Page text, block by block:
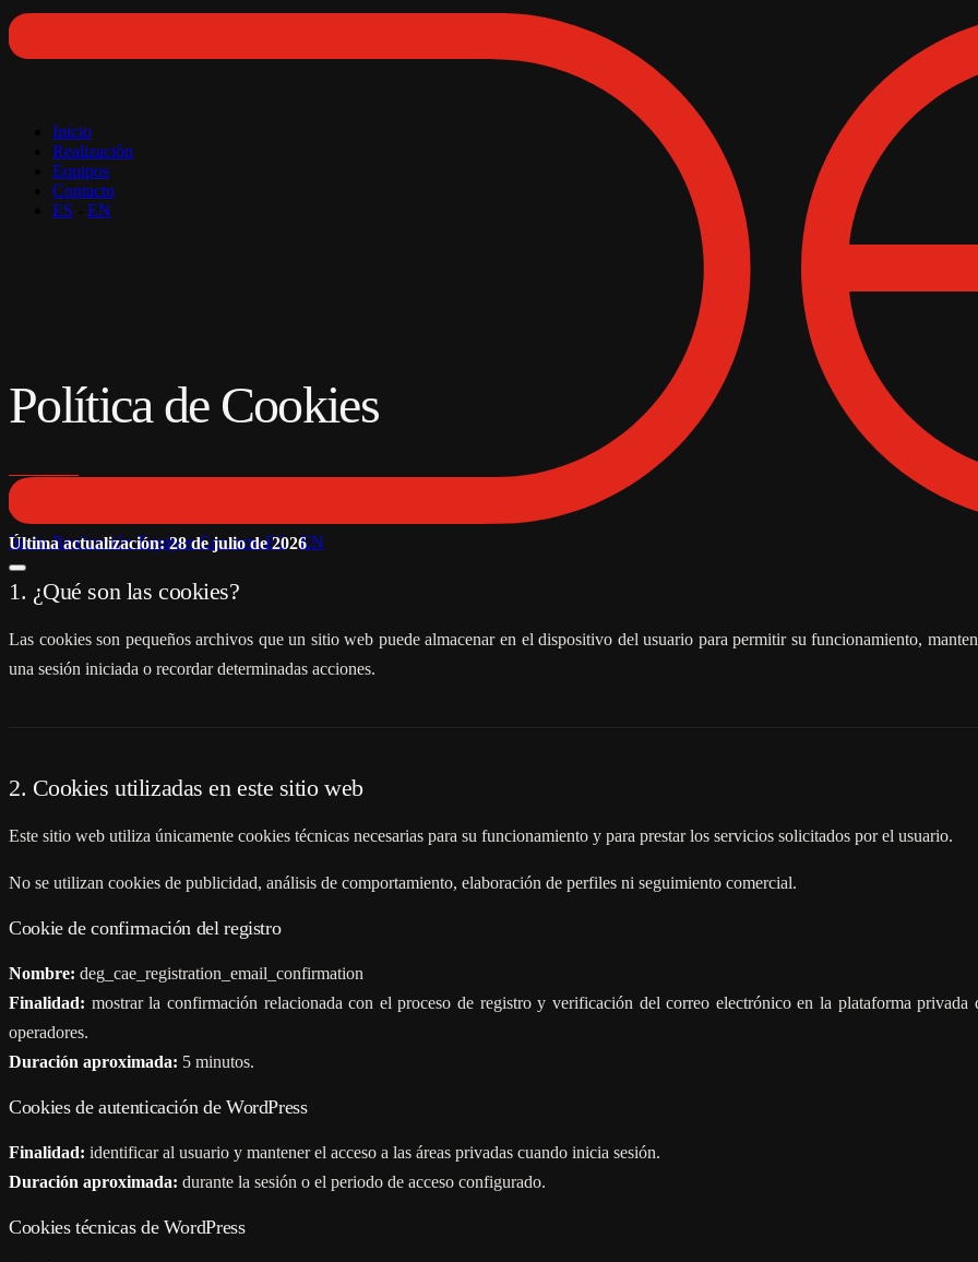
InicioRealizaciónEquiposContactoES - EN
Inicio
Realización
Equipos
Contacto
ES
EN
Política de Cookies
Última actualización: 28 de julio de 2026
1. ¿Qué son las cookies?
Las cookies son pequeños archivos que un sitio web puede almacenar en el dispositivo del usuario para permitir su funcionamiento,
una sesión iniciada o recordar determinadas acciones.
2. Cookies utilizadas en este sitio web
Este sitio web utiliza únicamente cookies técnicas necesarias para su funcionamiento y para prestar los servicios solicitados por el usuario.
No se utilizan cookies de publicidad, análisis de comportamiento, elaboración de perfiles ni seguimiento comercial.
Cookie de confirmación del registro
Nombre: deg_cae_registration_email_confirmation
Finalidad: mostrar la confirmación relacionada con el proceso de registro y verificación del correo electrónico en la plataforma privada
operadores.
Duración aproximada: 5 minutos.
Cookies de autenticación de WordPress
Finalidad: identificar al usuario y mantener el acceso a las áreas privadas cuando inicia sesión.
Duración aproximada: durante la sesión o el periodo de acceso configurado.
Cookies técnicas de WordPress